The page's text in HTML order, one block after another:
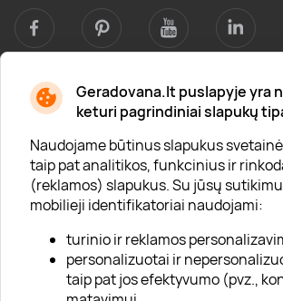
Geradovana.lt puslapyje yra
keturi pagrindiniai slapukų
Naudojame būtinus slapukus
taip pat analitikos, funkcinius ir
(reklamos) slapukus. Su jūsų
mobilieji identifikatoriai naudojami:
turinio ir reklamos
personalizuotai ir
taip pat jos efektyvumo (pvz.,
Apie mus
Apie „Gera Dovana“
Lojalumo klubas
Karjera
Visi partneriai
Kontaktai
Tinklaraštis